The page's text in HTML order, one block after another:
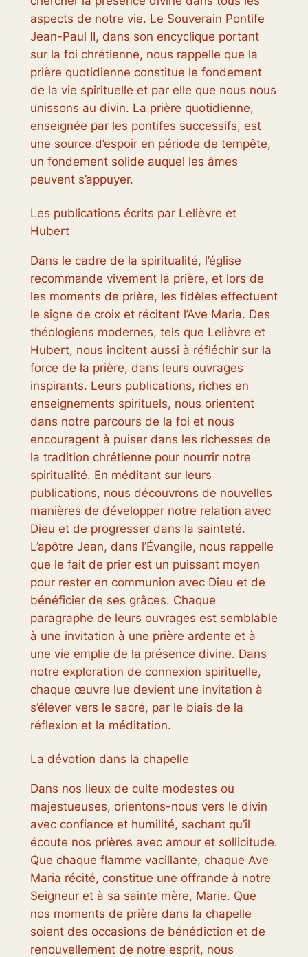
aspects de notre vie. Le Souverain Pontife
Jean-Paul II, dans son encyclique portant
sur la foi chrétienne, nous rappelle que la
prière quotidienne constitue le fondement
de la vie spirituelle et par elle que nous nous
unissons au divin. La prière quotidienne,
enseignée par les pontifes successifs, est
une source d’espoir en période de tempête,
un fondement solide auquel les âmes
peuvent s’appuyer.
Les publications écrits par Lelièvre et
Hubert
Dans le cadre de la spiritualité, l’église
recommande vivement la prière, et lors de
les moments de prière, les fidèles effectuent
le signe de croix et récitent l’Ave Maria. Des
théologiens modernes, tels que Lelièvre et
Hubert, nous incitent aussi à réfléchir sur la
force de la prière, dans leurs ouvrages
inspirants. Leurs publications, riches en
enseignements spirituels, nous orientent
dans notre parcours de la foi et nous
encouragent à puiser dans les richesses de
la tradition chrétienne pour nourrir notre
spiritualité. En méditant sur leurs
publications, nous découvrons de nouvelles
manières de développer notre relation avec
Dieu et de progresser dans la sainteté.
L’apôtre Jean, dans l’Évangile, nous rappelle
que le fait de prier est un puissant moyen
pour rester en communion avec Dieu et de
bénéficier de ses grâces. Chaque
paragraphe de leurs ouvrages est semblable
à une invitation à une prière ardente et à
une vie emplie de la présence divine. Dans
notre exploration de connexion spirituelle,
chaque œuvre lue devient une invitation à
s’élever vers le sacré, par le biais de la
réflexion et la méditation.
La dévotion dans la chapelle
Dans nos lieux de culte modestes ou
majestueuses, orientons-nous vers le divin
avec confiance et humilité, sachant qu’il
écoute nos prières avec amour et sollicitude.
Que chaque flamme vacillante, chaque Ave
Maria récité, constitue une offrande à notre
Seigneur et à sa sainte mère, Marie. Que
nos moments de prière dans la chapelle
soient des occasions de bénédiction et de
renouvellement de notre esprit, nous